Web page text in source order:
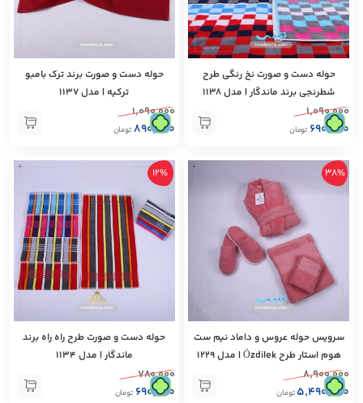
حوله دست و صورت نخ رنگی طرح
شطرنجی برند ماندگار | مدل 1138
۱,۰۹۰,۰۰۰
۶۹۰,۰۰۰ تومان
حوله دست و صورت برند ترک بامبو
تركيه | مدل 1137
۱,۰۹۰,۰۰۰
۸۹۰,۰۰۰ تومان
+ 38%
سرویس حوله عروس‌ و داماد نیم ست
هوم استار طرح Özdilek | مدل 1229
۸,۹۰۰,۰۰۰
۵,۴۹۰,۰۰۰ تومان
+ 12%
حوله دست و صورت طرح راه راه برند
ماندگار | مدل 1134
۷۸۰,۰۰۰
۶۹۰,۰۰۰ تومان